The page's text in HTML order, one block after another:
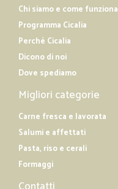
Chi siamo e come funziona
Programma Cicalia
Perché Cicalia
Dicono di noi
Dove spediamo
Migliori categorie
Carne fresca e lavorata
Salumi e affettati
Pasta, riso e cerali
Formaggi